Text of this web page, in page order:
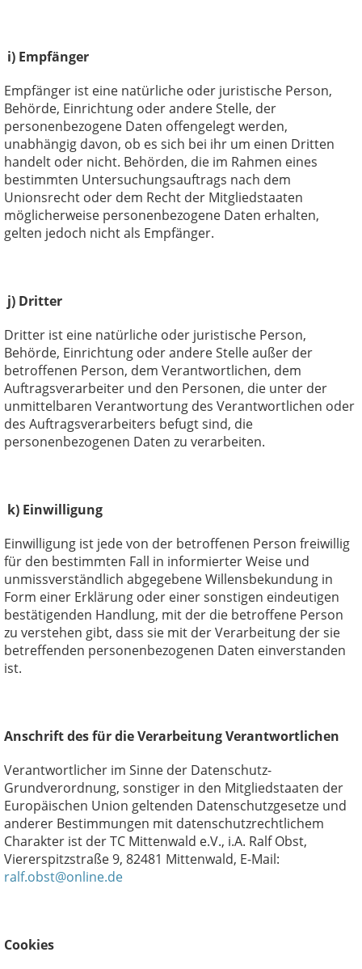
i) Empfänger
Empfänger ist eine natürliche oder juristische Person,
Behörde, Einrichtung oder andere Stelle, der
personenbezogene Daten offengelegt werden,
unabhängig davon, ob es sich bei ihr um einen Dritten
handelt oder nicht. Behörden, die im Rahmen eines
bestimmten Untersuchungsauftrags nach dem
Unionsrecht oder dem Recht der Mitgliedstaaten
möglicherweise personenbezogene Daten erhalten,
gelten jedoch nicht als Empfänger.
j) Dritter
Dritter ist eine natürliche oder juristische Person,
Behörde, Einrichtung oder andere Stelle außer der
betroffenen Person, dem Verantwortlichen, dem
Auftragsverarbeiter und den Personen, die unter der
unmittelbaren Verantwortung des Verantwortlichen oder
des Auftragsverarbeiters befugt sind, die
personenbezogenen Daten zu verarbeiten.
k) Einwilligung
Einwilligung ist jede von der betroffenen Person freiwillig
für den bestimmten Fall in informierter Weise und
unmissverständlich abgegebene Willensbekundung in
Form einer Erklärung oder einer sonstigen eindeutigen
bestätigenden Handlung, mit der die betroffene Person
zu verstehen gibt, dass sie mit der Verarbeitung der sie
betreffenden personenbezogenen Daten einverstanden
ist.
Anschrift des für die Verarbeitung Verantwortlichen
Verantwortlicher im Sinne der Datenschutz-
Grundverordnung, sonstiger in den Mitgliedstaaten der
Europäischen Union geltenden Datenschutzgesetze und
anderer Bestimmungen mit datenschutzrechtlichem
Charakter ist der TC Mittenwald e.V., i.A. Ralf Obst,
Viererspitzstraße 9, 82481 Mittenwald, E-Mail:
ralf.obst@online.de
Cookies